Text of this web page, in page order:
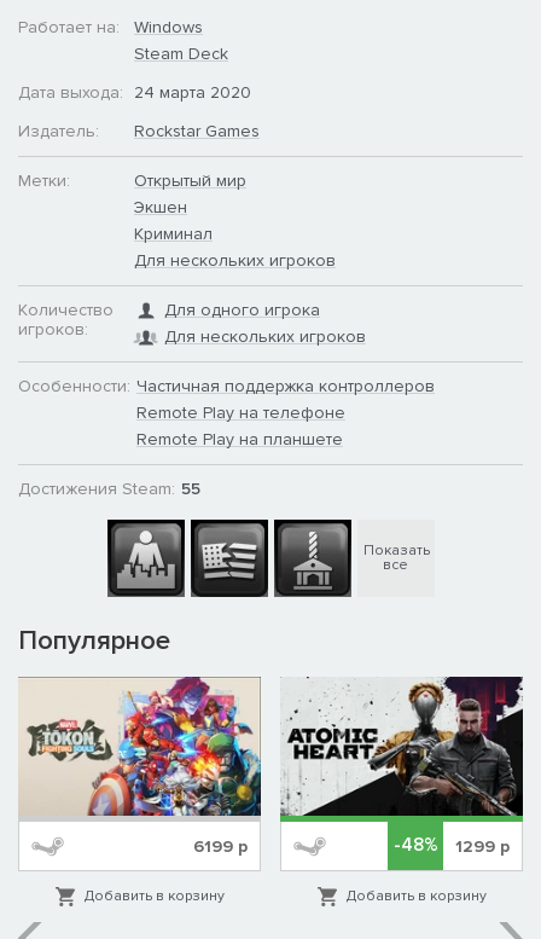
Работает на:
Windows
Steam Deck
Дата выхода:
24 марта 2020
Издатель:
Rockstar Games
Метки:
Открытый мир
Экшен
Криминал
Для нескольких игроков
Количество
игроков:
Для одного игрока
Для нескольких игроков
Особенности: Частичная поддержка контроллеров
Remote Play на телефоне
Remote Play на планшете
Достижения Steam: 55
Показать
все
Популярное
6199 р
Добавить в корзину
-48% 1299 р
Добавить в корзину